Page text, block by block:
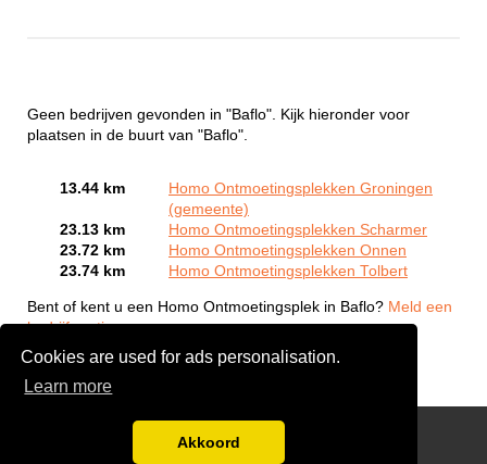
Cookies are used for ads personalisation.
Learn more
Akkoord
Geen bedrijven gevonden in "Baflo". Kijk hieronder voor
plaatsen in de buurt van "Baflo".
13.44 km
Homo Ontmoetingsplekken Groningen
(gemeente)
23.13 km
Homo Ontmoetingsplekken Scharmer
23.72 km
Homo Ontmoetingsplekken Onnen
23.74 km
Homo Ontmoetingsplekken Tolbert
Bent of kent u een Homo Ontmoetingsplek in Baflo? Meld een
bedrijf gratis aan